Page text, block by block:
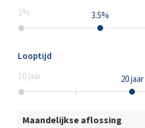
1% 3.5%
Looptijd
10jaar 20jaar
Maandelijkse aflossing